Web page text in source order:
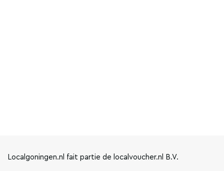
Localgoningen.nl fait partie de localvoucher.nl B.V.